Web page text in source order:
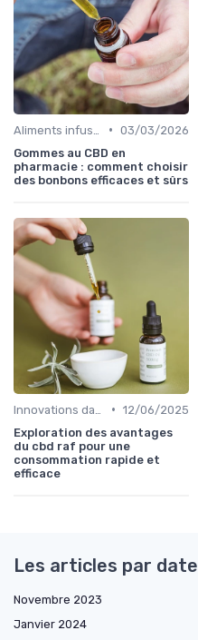
• 03/03/2026
Gommes au CBD en
pharmacie : comment choisir
des bonbons efficaces et sûrs
• 12/06/2025
Exploration des avantages
du cbd raf pour une
consommation rapide et
efficace
Les articles par date
Novembre 2023
Janvier 2024